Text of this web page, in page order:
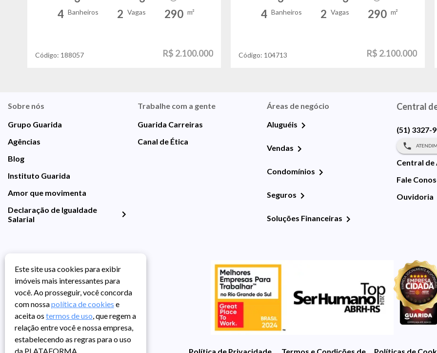
4 Banheiros 2 Vagas 290 m²
Código: 188057 R$ 2.100.000
4 Banheiros 2 Vagas 290 m²
Código: 104713 R$ 2.100.000
Sobre nós
Grupo Guarida
Agências
Blog
Instituto Guarida
Amor que movimenta
Declaração de Igualdade
Salarial
Trabalhe com a gente
Guarida Carreiras
Canal de Ética
Áreas de negócio
Aluguéis
Vendas
Condomínios
Seguros
Soluções Financeiras
Central
(51) 3327-
Central de
Fale
Ouvidoria
Política de Privacidade Termos e Condições de UsoPolíticas de
Este site usa cookies para exibir
imóveis mais interessantes para
você. Ao prosseguir, você concorda
com nossapolítica de cookies e
aceita os termos de uso, que regem a
relação entre você e nossa empresa,
estabelecendo as regras para o uso
da PLATAFORMA.